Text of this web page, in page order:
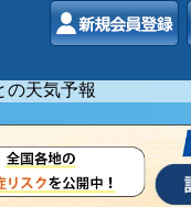
の天気予報